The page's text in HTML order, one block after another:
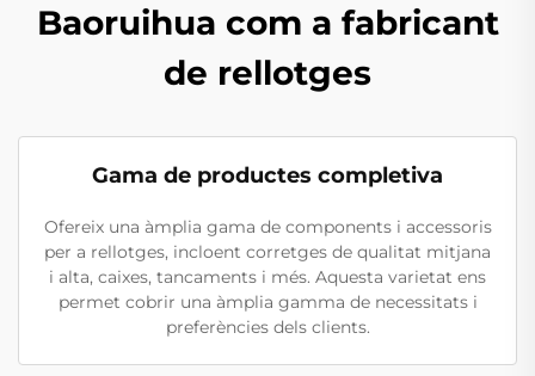
Baoruihua com a fabricant
de rellotges
Gama de productes completiva
Ofereix una àmplia gama de components i accessoris
per a rellotges, incloent corretges de qualitat mitjana
i alta, caixes, tancaments i més. Aquesta varietat ens
permet cobrir una àmplia gamma de necessitats i
preferències dels clients.